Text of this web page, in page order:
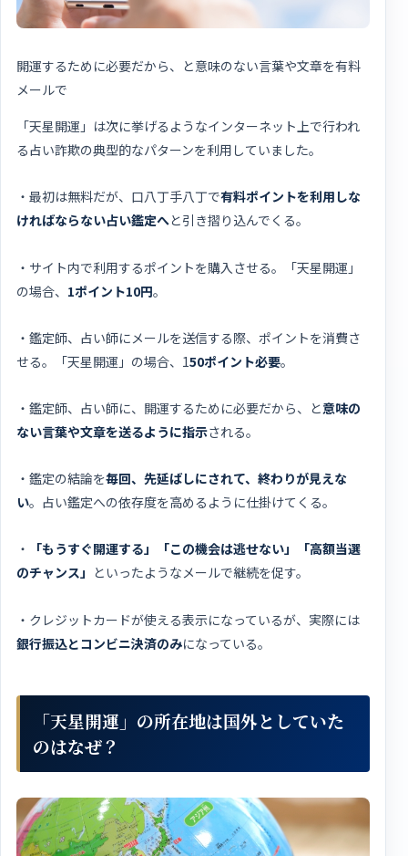
開運するために必要だから、と意味のない言葉や文章を有料
メールで
「天星開運」は次に挙げるようなインターネット上で行われ
る占い詐欺の典型的なパターンを利用していました。
・最初は無料だが、口八丁手八丁で有料ポイントを利用しな
ければならない占い鑑定へと引き摺り込んでくる。
・サイト内で利用するポイントを購入させる。「天星開運」
の場合、 1ポイント10円。
・鑑定師、占い師にメールを送信する際、ポイントを消費さ
せる。「天星開運」の場合、150ポイント必要。
・鑑定師、占い師に、開運するために必要だから、と意味の
ない言葉や文章を送るように指示される。
・鑑定の結論を毎回、先延ばしにされて、終わりが見えな
い。占い鑑定への依存度を高めるように仕掛けてくる。
・
「もうすぐ開運する」「この機会は逃せない」「高額当選
のチャンス」 といったようなメールで継続を促す。
・クレジットカードが使える表示になっているが、実際には
銀行振込とコンビニ決済のみになっている。
「天星開運」の所在地は国外としていた
のはなぜ？